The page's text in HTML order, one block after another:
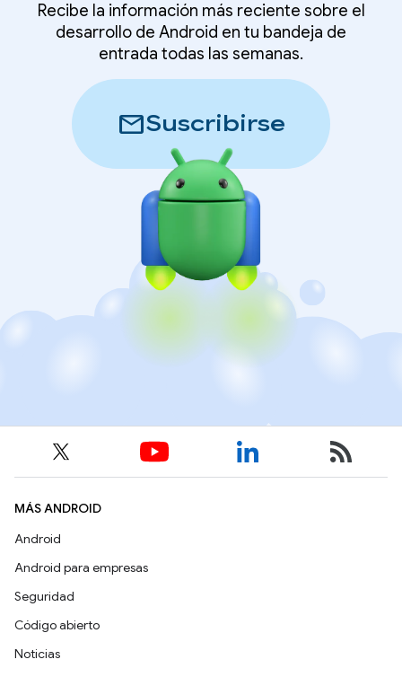
Recibe la información más reciente sobre el
desarrollo de Android en tu bandeja de
entrada todas las semanas.
mailSuscribirse
MÁS ANDROID
Android
Android para empresas
Seguridad
Código abierto
Noticias